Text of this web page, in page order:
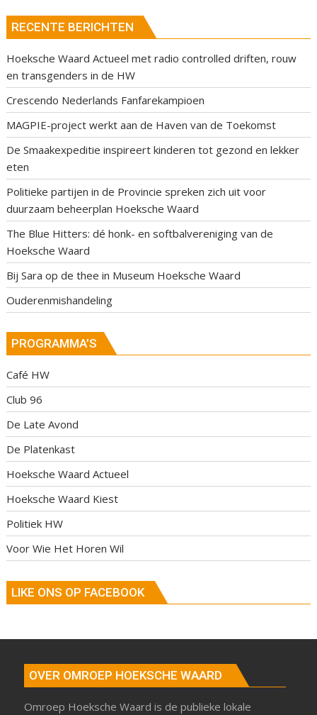
RECENTE BERICHTEN
Hoeksche Waard Actueel met radio controlled driften, rouw
en transgenders in de HW
Crescendo Nederlands Fanfarekampioen
MAGPIE-project werkt aan de Haven van de Toekomst
De Smaakexpeditie inspireert kinderen tot gezond en lekker
eten
Politieke partijen in de Provincie spreken zich uit voor
duurzaam beheerplan Hoeksche Waard
The Blue Hitters: dé honk- en softbalvereniging van de
Hoeksche Waard
Bij Sara op de thee in Museum Hoeksche Waard
Ouderenmishandeling
PROGRAMMA’S
Café HW
Club 96
De Late Avond
De Platenkast
Hoeksche Waard Actueel
Hoeksche Waard Kiest
Politiek HW
Voor Wie Het Horen Wil
LIKE ONS OP FACEBOOK
OVER OMROEP HOEKSCHE WAARD
Omroep Hoeksche Waard is de publieke lokale